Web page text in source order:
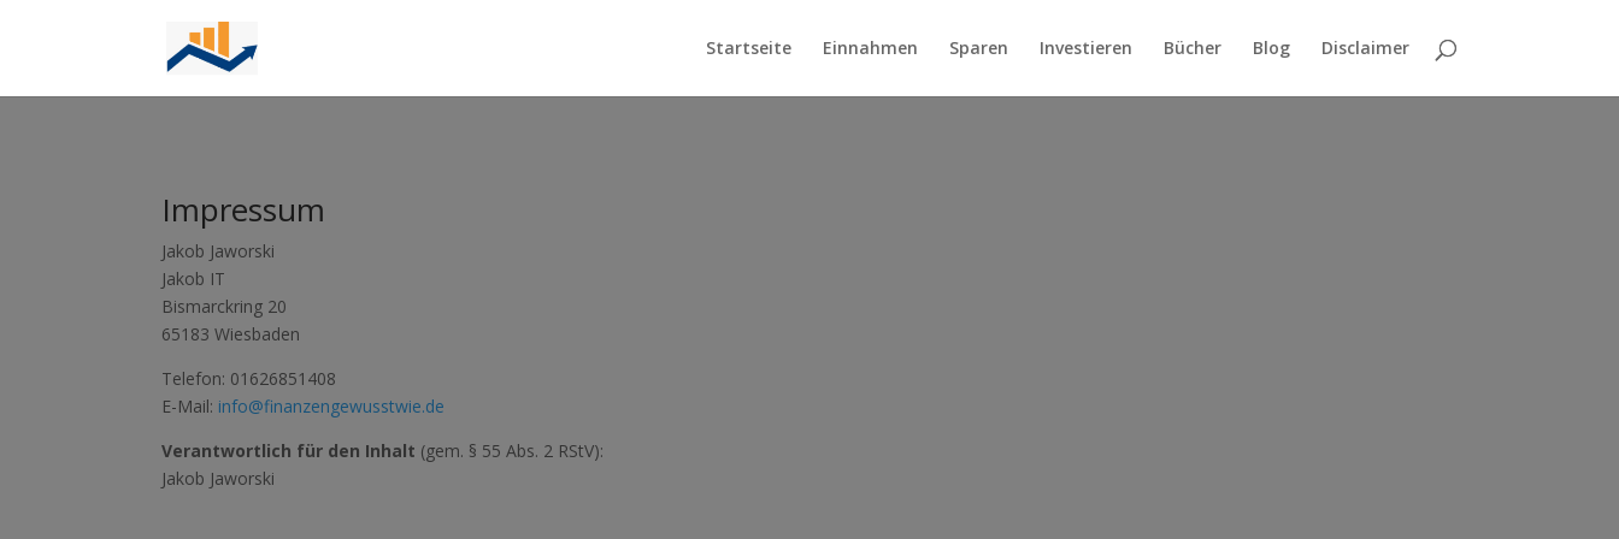
Startseite Einnahmen Sparen Investieren Bücher Blog Disclaimer
Impressum
Jakob Jaworski
Jakob IT
Bismarckring 20
65183 Wiesbaden
Telefon: 01626851408
E-Mail: info@finanzengewusstwie.de
Verantwortlich für den Inhalt (gem. § 55 Abs. 2 RStV):
Jakob Jaworski